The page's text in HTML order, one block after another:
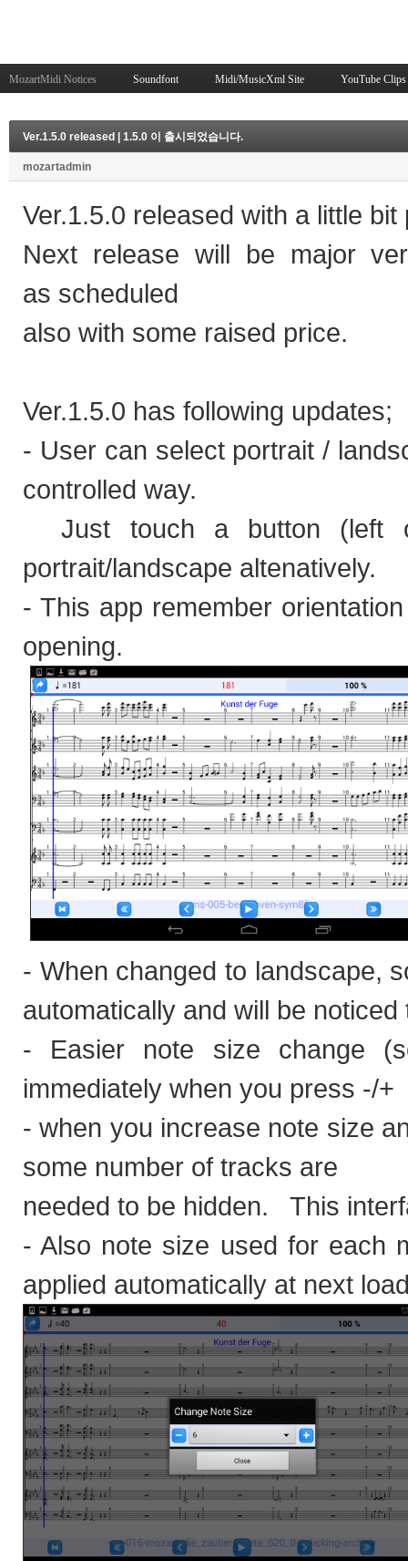
MozartMidi Notices Soundfont Midi/MusicXml Site YouTube Clips
Ver.1.5.0 released | 1.5.0 이 출시되었습니다.
mozartadmin
Ver.1.5.0 released with a little
Next release will be major
as scheduled
also with some raised price.
Ver.1.5.0 has following updates;
- User can select portrait /
controlled way.
Just touch a button (left
portrait/landscape altenatively.
- This app remember
opening.
- When changed to landscape,
automatically and will be noticed
- Easier note size change
immediately when you press -/+
- when you increase note size
some number of tracks are
needed to be hidden. This
- Also note size used for each
applied automatically at next